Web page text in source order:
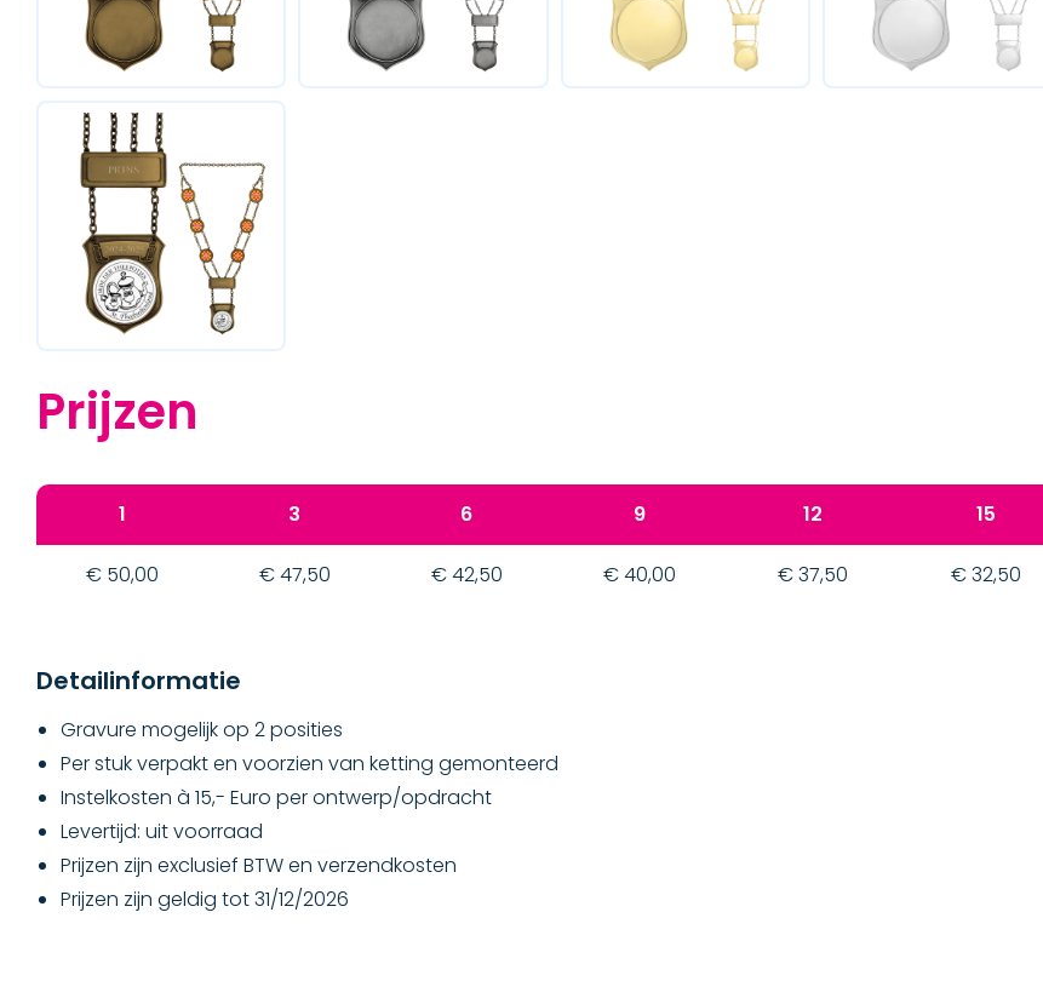
Prijzen
1 3 6 9 12 15
€ 50,00 € 47,50 € 42,50 € 40,00 € 37,50 € 32,50
Detailinformatie
Gravure mogelijk op 2 posities
Per stuk verpakt en voorzien van ketting gemonteerd
Instelkosten à 15,- Euro per ontwerp/opdracht
Levertijd: uit voorraad
Prijzen zijn exclusief BTW en verzendkosten
Prijzen zijn geldig tot 31/12/2026